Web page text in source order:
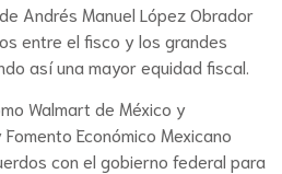
Andrés Manuel López Obrador
entre el fisco y los grandes
así una mayor equidad fiscal.
Walmart de México y
Económico Mexicano
con el gobierno federal para